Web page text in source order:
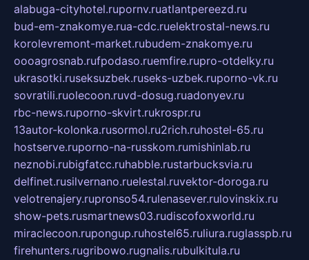
alabuga-cityhotel.rupornv.ruatlantpereezd.ru
bud-em-znakomye.rua-cdc.ruelektrostal-news.ru
korolevremont-market.rubudem-znakomye.ru
oooagrosnab.rufpodaso.ruemfire.rupro-otdelky.ru
ukrasotki.ruseksuzbek.ruseks-uzbek.ruporno-vk.ru
sovratili.ruolecoon.ruvd-dosug.ruadonyev.ru
rbc-news.ruporno-skvirt.rukrospr.ru
13autor-kolonka.rusormol.ru2rich.ruhostel-65.ru
hostserve.ruporno-na-russkom.rumishinlab.ru
neznobi.rubigfatcc.ruhabble.rustarbucksvia.ru
delfinet.rusilvernano.ruelestal.ruvektor-doroga.ru
velotrenajery.rupronso54.rulenasever.rulovinskix.ru
show-pets.rusmartnews03.rudiscofoxworld.ru
miraclecoon.rupongup.ruhostel65.ruliura.ruglasspb.ru
firehunters.rugribowo.rugnalis.rubulkitula.ru